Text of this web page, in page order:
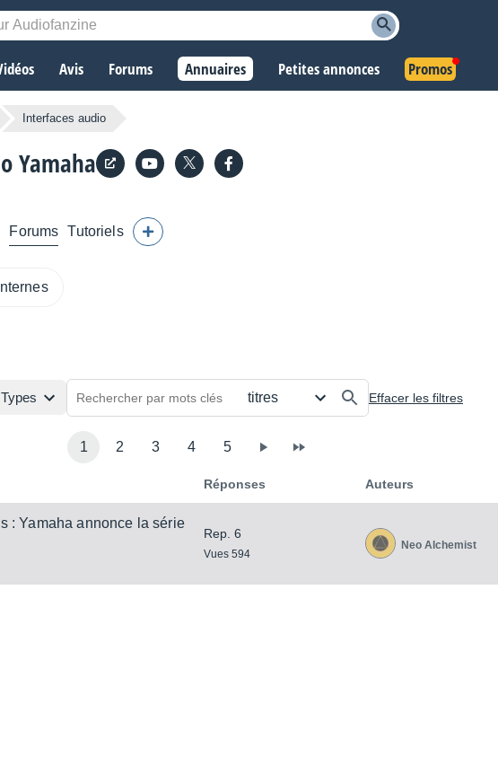
Avis Forums Annuaires Petites annonces Promos
Interfaces audio
Yamaha
Forums Tutoriels
Types Effacer les filtres
1 2 3 4 5
Réponses Auteurs
: Yamaha annonce la série
Rep. 6
Vues 594
Neo Alchemist